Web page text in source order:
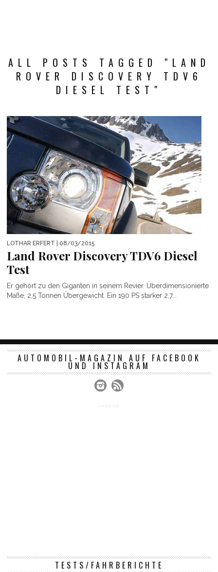
ALL POSTS TAGGED "LAND
ROVER DISCOVERY TDV6
DIESEL TEST"
LOTHAR ERFERT | 08/03/2015
Land Rover Discovery TDV6 Diesel
Test
Er gehört zu den Giganten in seinem Revier. Überdimensionierte
Maße, 2,5 Tonnen Übergewicht. Ein 190 PS starker 2,7...
AUTOMOBIL-MAGAZIN AUF FACEBOOK
UND INSTAGRAM
ANZEIGE
TESTS/FAHRBERICHTE